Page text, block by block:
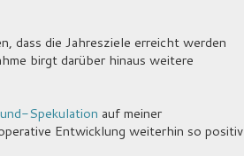
dass die Jahresziele erreicht werden
birgt darüber hinaus weitere
Spekulation auf meiner
Entwicklung weiterhin so positiv